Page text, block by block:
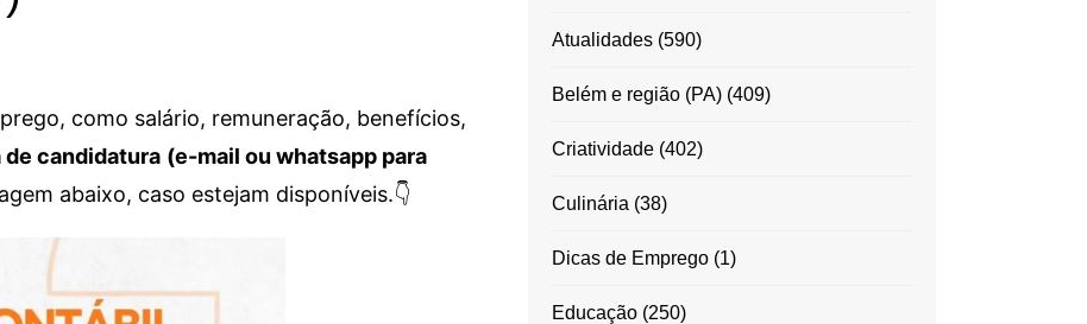
como salário, remuneração, benefícios,
de candidatura (e-mail ou whatsapp para
abaixo, caso estejam disponíveis.👇
Atualidades(590)
Belém e região (PA)(409)
Criatividade(402)
Culinária (38)
Dicas de Emprego(1)
Educação(250)